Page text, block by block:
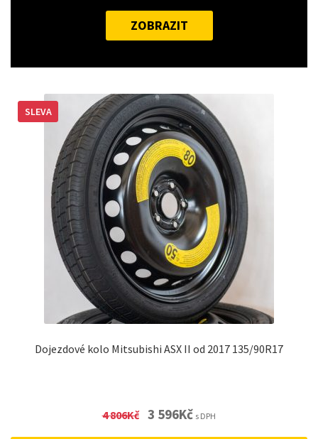
ZOBRAZIT
Dojezdové kolo Mitsubishi ASX II od 2017 135/90R17
SLEVA
4 806Kč Original
3 596KčCurrent
s DPH